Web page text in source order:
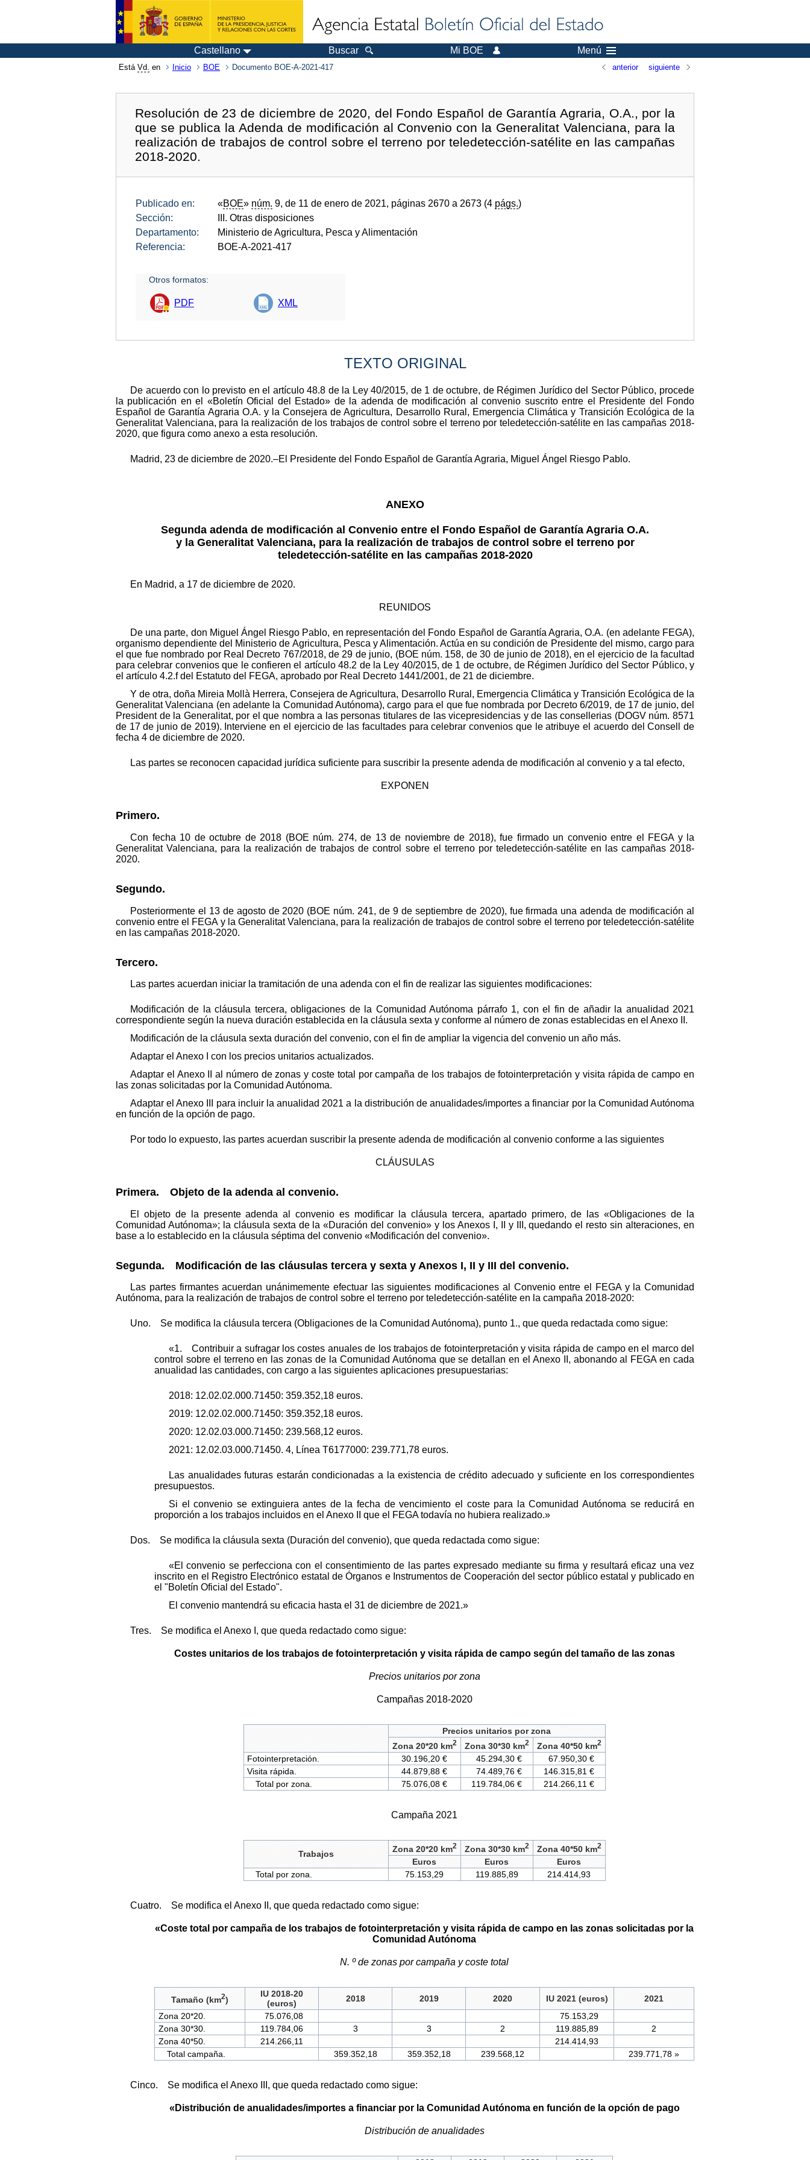
Castellano Buscar Mi BOE Menú
Está Vd. en Inicio BOE Documento BOE-A-2021-417 anterior siguiente
Resolución de 23 de diciembre de 2020, del Fondo Español de Garantía Agraria, O.A., por la
que se publica la Adenda de modificación al Convenio con la Generalitat Valenciana, para la
realización de trabajos de control sobre el terreno por teledetección-satélite en las campañas
2018-2020.
Publicado en: «BOE» núm. 9, de 11 de enero de 2021, páginas 2670 a 2673 (4 págs.)
Sección:
III. Otras disposiciones
Departamento:
Ministerio de Agricultura, Pesca y Alimentación
Referencia:
BOE-A-2021-417
Otros formatos:
PDF XML
TEXTO ORIGINAL
De acuerdo con lo previsto en el artículo 48.8 de la Ley 40/2015, de 1 de octubre, de Régimen Jurídico del Sector Público, procede
la publicación en el «Boletín Oficial del Estado» de la adenda de modificación al convenio suscrito entre el Presidente del Fondo
Español de Garantía Agraria O.A. y la Consejera de Agricultura, Desarrollo Rural, Emergencia Climática y Transición Ecológica de la
Generalitat Valenciana, para la realización de los trabajos de control sobre el terreno por teledetección-satélite en las campañas 2018-
2020, que figura como anexo a esta resolución.
Madrid, 23 de diciembre de 2020.–El Presidente del Fondo Español de Garantía Agraria, Miguel Ángel Riesgo Pablo.
ANEXO
Segunda adenda de modificación al Convenio entre el Fondo Español de Garantía Agraria O.A.
y la Generalitat Valenciana, para la realización de trabajos de control sobre el terreno por
teledetección-satélite en las campañas 2018-2020
En Madrid, a 17 de diciembre de 2020.
REUNIDOS
De una parte, don Miguel Ángel Riesgo Pablo, en representación del Fondo Español de Garantía Agraria, O.A. (en adelante FEGA),
organismo dependiente del Ministerio de Agricultura, Pesca y Alimentación. Actúa en su condición de Presidente del mismo, cargo para
el que fue nombrado por Real Decreto 767/2018, de 29 de junio, (BOE núm. 158, de 30 de junio de 2018), en el ejercicio de la facultad
para celebrar convenios que le confieren el artículo 48.2 de la Ley 40/2015, de 1 de octubre, de Régimen Jurídico del Sector Público, y
el artículo 4.2.f del Estatuto del FEGA, aprobado por Real Decreto 1441/2001, de 21 de diciembre.
Y de otra, doña Mireia Mollà Herrera, Consejera de Agricultura, Desarrollo Rural, Emergencia Climática y Transición Ecológica de la
Generalitat Valenciana (en adelante la Comunidad Autónoma), cargo para el que fue nombrada por Decreto 6/2019, de 17 de junio, del
President de la Generalitat, por el que nombra a las personas titulares de las vicepresidencias y de las consellerias (DOGV núm. 8571
de 17 de junio de 2019). Interviene en el ejercicio de las facultades para celebrar convenios que le atribuye el acuerdo del Consell de
fecha 4 de diciembre de 2020.
Las partes se reconocen capacidad jurídica suficiente para suscribir la presente adenda de modificación al convenio y a tal efecto,
EXPONEN
Primero.
Con fecha 10 de octubre de 2018 (BOE núm. 274, de 13 de noviembre de 2018), fue firmado un convenio entre el FEGA y la
Generalitat Valenciana, para la realización de trabajos de control sobre el terreno por teledetección-satélite en las campañas 2018-
2020.
Segundo.
Posteriormente el 13 de agosto de 2020 (BOE núm. 241, de 9 de septiembre de 2020), fue firmada una adenda de modificación al
convenio entre el FEGA y la Generalitat Valenciana, para la realización de trabajos de control sobre el terreno por teledetección-satélite
en las campañas 2018-2020.
Tercero.
Las partes acuerdan iniciar la tramitación de una adenda con el fin de realizar las siguientes modificaciones:
Modificación de la cláusula tercera, obligaciones de la Comunidad Autónoma párrafo 1, con el fin de añadir la anualidad 2021
correspondiente según la nueva duración establecida en la cláusula sexta y conforme al número de zonas establecidas en el Anexo II.
Modificación de la cláusula sexta duración del convenio, con el fin de ampliar la vigencia del convenio un año más.
Adaptar el Anexo I con los precios unitarios actualizados.
Adaptar el Anexo II al número de zonas y coste total por campaña de los trabajos de fotointerpretación y visita rápida de campo en
las zonas solicitadas por la Comunidad Autónoma.
Adaptar el Anexo III para incluir la anualidad 2021 a la distribución de anualidades/importes a financiar por la Comunidad Autónoma
en función de la opción de pago.
Por todo lo expuesto, las partes acuerdan suscribir la presente adenda de modificación al convenio conforme a las siguientes
CLÁUSULAS
Primera. Objeto de la adenda al convenio.
El objeto de la presente adenda al convenio es modificar la cláusula tercera, apartado primero, de las «Obligaciones de la
Comunidad Autónoma»; la cláusula sexta de la «Duración del convenio» y los Anexos I, II y III, quedando el resto sin alteraciones, en
base a lo establecido en la cláusula séptima del convenio «Modificación del convenio».
Segunda. Modificación de las cláusulas tercera y sexta y Anexos I, II y III del convenio.
Las partes firmantes acuerdan unánimemente efectuar las siguientes modificaciones al Convenio entre el FEGA y la Comunidad
Autónoma, para la realización de trabajos de control sobre el terreno por teledetección-satélite en la campaña 2018-2020:
Uno. Se modifica la cláusula tercera (Obligaciones de la Comunidad Autónoma), punto 1., que queda redactada como sigue:
«1. Contribuir a sufragar los costes anuales de los trabajos de fotointerpretación y visita rápida de campo en el marco del
control sobre el terreno en las zonas de la Comunidad Autónoma que se detallan en el Anexo II, abonando al FEGA en cada
anualidad las cantidades, con cargo a las siguientes aplicaciones presupuestarias:
2018: 12.02.02.000.71450: 359.352,18 euros.
2019: 12.02.02.000.71450: 359.352,18 euros.
2020: 12.02.03.000.71450: 239.568,12 euros.
2021: 12.02.03.000.71450. 4, Línea T6177000: 239.771,78 euros.
Las anualidades futuras estarán condicionadas a la existencia de crédito adecuado y suficiente en los correspondientes
presupuestos.
Si el convenio se extinguiera antes de la fecha de vencimiento el coste para la Comunidad Autónoma se reducirá en
proporción a los trabajos incluidos en el Anexo II que el FEGA todavía no hubiera realizado.»
Dos. Se modifica la cláusula sexta (Duración del convenio), que queda redactada como sigue:
«El convenio se perfecciona con el consentimiento de las partes expresado mediante su firma y resultará eficaz una vez
inscrito en el Registro Electrónico estatal de Órganos e Instrumentos de Cooperación del sector público estatal y publicado en
el "Boletín Oficial del Estado".
El convenio mantendrá su eficacia hasta el 31 de diciembre de 2021.»
Tres. Se modifica el Anexo I, que queda redactado como sigue:
Costes unitarios de los trabajos de fotointerpretación y visita rápida de campo según del tamaño de las zonas
Precios unitarios por zona
Campañas 2018-2020
Precios unitarios por zona
Zona 20*20 km2 Zona 30*30 km2 Zona 40*50 km2
Fotointerpretación. 30.196,20 € 45.294,30 €
67.950,30 €
Visita rápida.
44.879,88 € 74.489,76 €
146.315,81 €
Total por zona.
75.076,08 € 119.784,06 € 214.266,11 €
Campaña 2021
Trabajos
Zona 20*20 km2 Zona 30*30 km2 Zona 40*50 km2
Euros Euros
Euros
Total por zona.
75.153,29 119.885,89 214.414,93
Cuatro. Se modifica el Anexo II, que queda redactado como sigue:
«Coste total por campaña de los trabajos de fotointerpretación y visita rápida de campo en las zonas solicitadas por la
Comunidad Autónoma
N. º de zonas por campaña y coste total
Tamaño (km2)
IU 2018-20
(euros)
2018 2019 2020 IU 2021 (euros)
2021
Zona 20*20.
75.076,08
75.153,29
Zona 30*30.
119.784,06 3 3 2 119.885,89
2
Zona 40*50.
214.266,11
214.414,93
Total campaña.
359.352,18 359.352,18 239.568,12 239.771,78 »
Cinco. Se modifica el Anexo III, que queda redactado como sigue:
«Distribución de anualidades/importes a financiar por la Comunidad Autónoma en función de la opción de pago
Distribución de anualidades